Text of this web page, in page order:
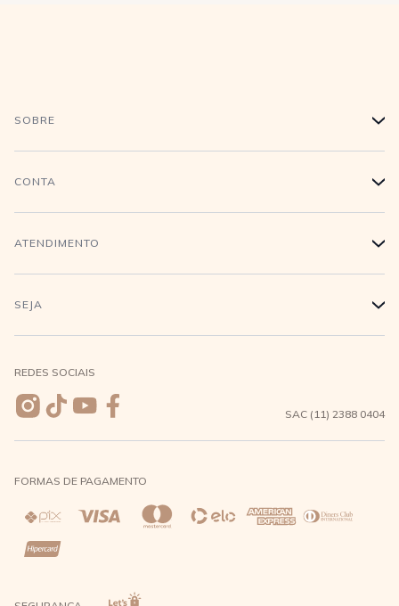
SOBRE +
História
Conecte-se
CONTA +
Login
Meus pedidos
Wishlist
ATENDIMENTO +
Compra Segura
Entrega e Frete
Trocas e Devoluções
Direito de Arrependimento
Política de Privacidade
SEJA +
REDES SOCIAIS
SAC (11) 2388 0404
FORMAS DE PAGAMENTO